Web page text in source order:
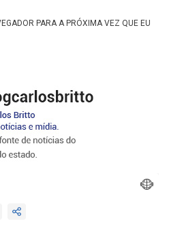
PARA A PRÓXIMA VEZ QUE EU